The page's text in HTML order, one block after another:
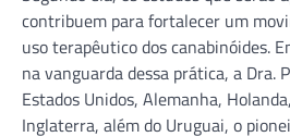
contribuem para fortalecer um
uso terapêutico dos canabinóides.
na vanguarda dessa prática, a Dra.
Estados Unidos, Alemanha,
Inglaterra, além do Uruguai, o